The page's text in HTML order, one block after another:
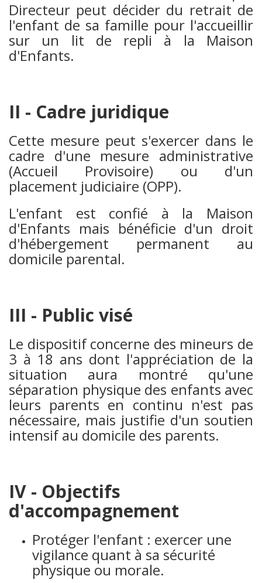
Directeur peut décider du retrait de
l'enfant de sa famille pour l'accueillir
sur un lit de repli à la Maison
d'Enfants.
II - Cadre juridique
Cette mesure peut s'exercer dans le
cadre d'une mesure administrative
(Accueil Provisoire) ou d'un
placement judiciaire (OPP).
L'enfant est confié à la Maison
d'Enfants mais bénéficie d'un droit
d'hébergement permanent au
domicile parental.
III - Public visé
Le dispositif concerne des mineurs de
3 à 18 ans dont l'appréciation de la
situation aura montré qu'une
séparation physique des enfants avec
leurs parents en continu n'est pas
nécessaire, mais justifie d'un soutien
intensif au domicile des parents.
IV - Objectifs
d'accompagnement
Protéger l'enfant : exercer une
vigilance quant à sa sécurité
physique ou morale.